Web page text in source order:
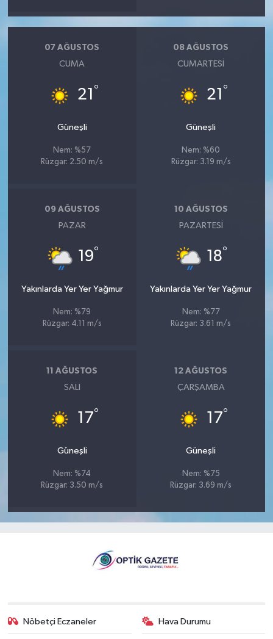
07 AĞUSTOS
CUMA
21 °
Güneşli
Nem: %57
Rüzgar: 2.50 m/s
08 AĞUSTOS
CUMARTESI
21 °
Güneşli
Nem: %60
Rüzgar: 3.19 m/s
09 AĞUSTOS
PAZAR
19°
Yakınlarda Yer Yer Yağmur
Nem: %79
Rüzgar: 4.11 m/s
10 AĞUSTOS
PAZARTESI
18°
Yakınlarda Yer Yer Yağmur
Nem: %77
Rüzgar: 3.61 m/s
11 AĞUSTOS
SALI
17°
Güneşli
Nem: %74
Rüzgar: 3.50 m/s
12 AĞUSTOS
ÇARŞAMBA
17°
Güneşli
Nem: %75
Rüzgar: 3.69 m/s
Nöbetçi Eczaneler Hava Durumu